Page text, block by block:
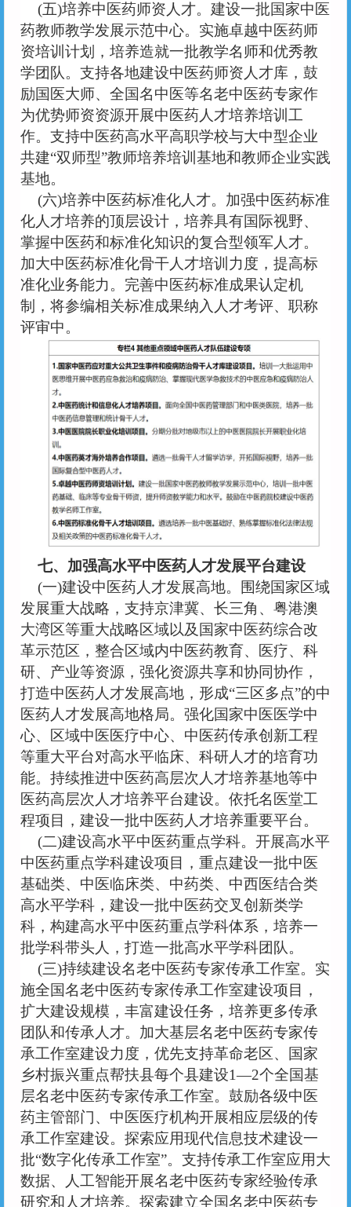
(五)培养中医药师资人才。建设一批国家中医
药教师教学发展示范中心。实施卓越中医药师
资培训计划，培养造就一批教学名师和优秀教
学团队。支持各地建设中医药师资人才库，鼓
励国医大师、全国名中医等名老中医药专家作
为优势师资资源开展中医药人才培养培训工
作。支持中医药高水平高职学校与大中型企业
共建“双师型”教师培养培训基地和教师企业实践
基地。
(六)培养中医药标准化人才。加强中医药标准
化人才培养的顶层设计，培养具有国际视野、
掌握中医药和标准化知识的复合型领军人才。
加大中医药标准化骨干人才培训力度，提高标
准化业务能力。完善中医药标准成果认定机
制，将参编相关标准成果纳入人才考评、职称
评审中。
七、加强高水平中医药人才发展平台建设
(一)建设中医药人才发展高地。围绕国家区域
发展重大战略，支持京津冀、长三角、粤港澳
大湾区等重大战略区域以及国家中医药综合改
革示范区，整合区域内中医药教育、医疗、科
研、产业等资源，强化资源共享和协同协作，
打造中医药人才发展高地，形成“三区多点”的中
医药人才发展高地格局。强化国家中医医学中
心、区域中医医疗中心、中医药传承创新工程
等重大平台对高水平临床、科研人才的培育功
能。持续推进中医药高层次人才培养基地等中
医药高层次人才培养平台建设。依托名医堂工
程项目，建设一批中医药人才培养重要平台。
(二)建设高水平中医药重点学科。开展高水平
中医药重点学科建设项目，重点建设一批中医
基础类、中医临床类、中药类、中西医结合类
高水平学科，建设一批中医药交叉创新类学
科，构建高水平中医药重点学科体系，培养一
批学科带头人，打造一批高水平学科团队。
(三)持续建设名老中医药专家传承工作室。实
施全国名老中医药专家传承工作室建设项目，
扩大建设规模，丰富建设任务，培养更多传承
团队和传承人才。加大基层名老中医药专家传
承工作室建设力度，优先支持革命老区、国家
乡村振兴重点帮扶县每个县建设1—2个全国基
层名老中医药专家传承工作室。鼓励各级中医
药主管部门、中医医疗机构开展相应层级的传
承工作室建设。探索应用现代信息技术建设一
批“数字化传承工作室”。支持传承工作室应用大
数据、人工智能开展名老中医药专家经验传承
研究和人才培养。探索建立全国名老中医药专